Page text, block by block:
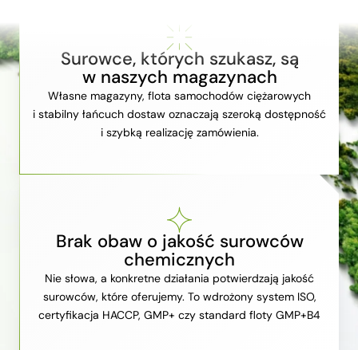
Surowce, których szukasz, są
w naszych magazynach
Własne magazyny, flota samochodów ciężarowych
i stabilny łańcuch dostaw oznaczają szeroką dostępność
i szybką realizację zamówienia.
Brak obaw o jakość surowców
chemicznych
Nie słowa, a konkretne działania potwierdzają jakość
surowców, które oferujemy. To wdrożony system ISO,
certyfikacja HACCP, GMP+ czy standard floty GMP+B4